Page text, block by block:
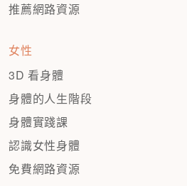
推薦網路資源
女性
3D 看身體
身體的人生階段
身體實踐課
認識女性身體
免費網路資源